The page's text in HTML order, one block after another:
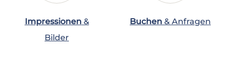
Impressionen&
Bilder
Buchen & Anfragen